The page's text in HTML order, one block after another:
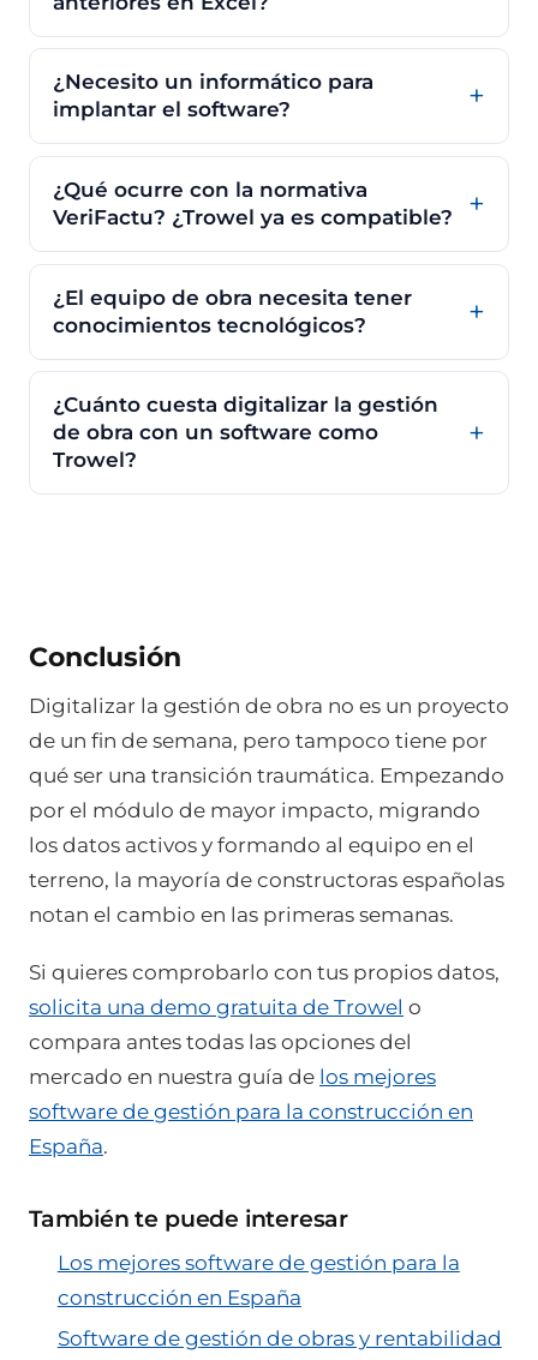
¿Necesito un informático para
implantar el software?
¿Qué ocurre con la normativa
VeriFactu? ¿Trowel ya es compatible?
¿El equipo de obra necesita tener
conocimientos tecnológicos?
¿Cuánto cuesta digitalizar la gestión
de obra con un software como
Trowel?
Conclusión
Digitalizar la gestión de obra no es un proyecto
de un fin de semana, pero tampoco tiene por
qué ser una transición traumática. Empezando
por el módulo de mayor impacto, migrando
los datos activos y formando al equipo en el
terreno, la mayoría de constructoras españolas
notan el cambio en las primeras semanas.
Si quieres comprobarlo con tus propios datos,
solicita una demo gratuita de Trowel o
compara antes todas las opciones del
mercado en nuestra guía de los mejores
software de gestión para la construcción en
España.
También te puede interesar
Los mejores software de gestión para la
construcción en España
Software de gestión de obras y rentabilidad